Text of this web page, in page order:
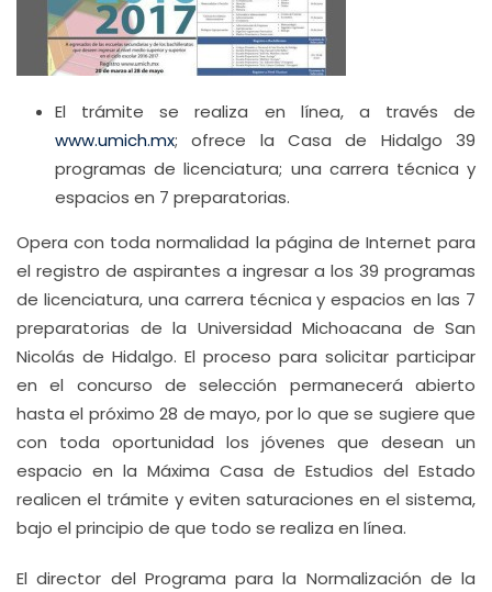
El trámite se realiza en línea, a través de
www.umich.mx; ofrece la Casa de Hidalgo 39
programas de licenciatura; una carrera técnica y
espacios en 7 preparatorias.
Opera con toda normalidad la página de Internet para
el registro de aspirantes a ingresar a los 39 programas
de licenciatura, una carrera técnica y espacios en las 7
preparatorias de la Universidad Michoacana de San
Nicolás de Hidalgo. El proceso para solicitar participar
en el concurso de selección permanecerá abierto
hasta el próximo 28 de mayo, por lo que se sugiere que
con toda oportunidad los jóvenes que desean un
espacio en la Máxima Casa de Estudios del Estado
realicen el trámite y eviten saturaciones en el sistema,
bajo el principio de que todo se realiza en línea.
El director del Programa para la Normalización de la